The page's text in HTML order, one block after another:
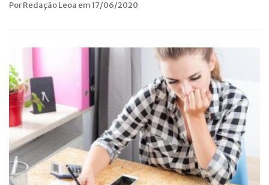
Por Redação Leoa em 17/06/2020